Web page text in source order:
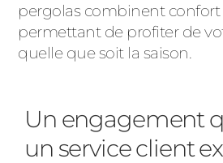
pergolas combinent confort
permettant de profiter de
quelle que soit la saison.
Un engagement
un service client